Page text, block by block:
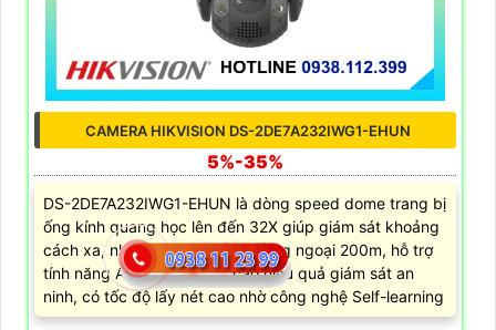
CAMERA HIKVISION DS-2DE7A232IWG1-EHUN
5%-35%
DS-2DE7A232IWG1-EHUN là dòng speed dome trang bị
ống kính quang học lên đến 32X giúp giám sát khoảng
cách xa, nhìn ban đêm bằng hồng ngoại 200m, hỗ trợ
tính năng AcuSense nâng cao hiệu quả giám sát an
ninh, có tốc độ lấy nét cao nhờ công nghệ Self-learning